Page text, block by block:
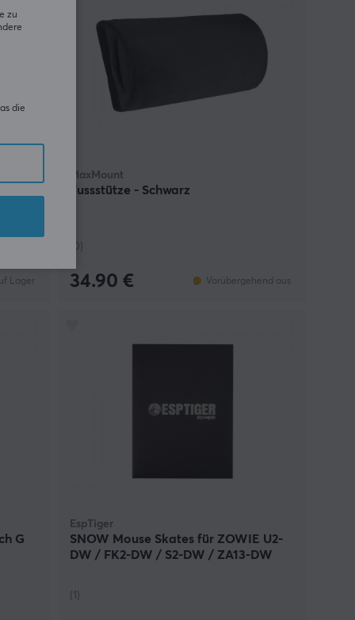
Lager
MaxMount
Fussstütze - Schwarz
(0)
34.90 € Vorübergehend aus
G
EspTiger
SNOW Mouse Skates für ZOWIE U2-
DW / FK2-DW / S2-DW / ZA13-DW
(1)
zu
die